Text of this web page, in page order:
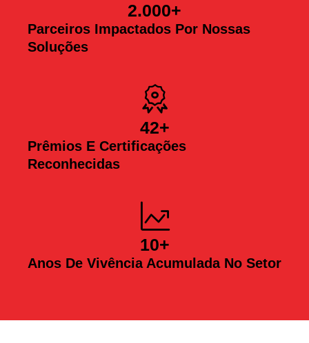
Parceiros Impactados Por Nossas
Soluções
2.000+
Prêmios E Certificações
Reconhecidas
42+
Anos De Vivência Acumulada No Setor
10+